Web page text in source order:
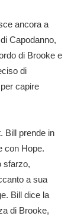
ancora a
Capodanno,
di Brooke e
di
capire
Bill prende in
con Hope.
sfarzo,
a sua
Bill dice la
di Brooke,